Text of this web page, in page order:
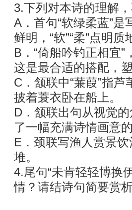
3.下列对本诗的理解
A．首句“软绿柔蓝”是
鲜明，“软”“柔”点明质
B．“倚船吟钓正相宜
这是最合适的搭配，
C．颔联中“蒹葭”指芦
披着蓑衣卧在船上。
D．颔联出句从视觉
了一幅充满诗情画意
E．颈联写渔人赏景
堆。
4.尾句“未肯轻轻博换
情？请结诗句简要赏析